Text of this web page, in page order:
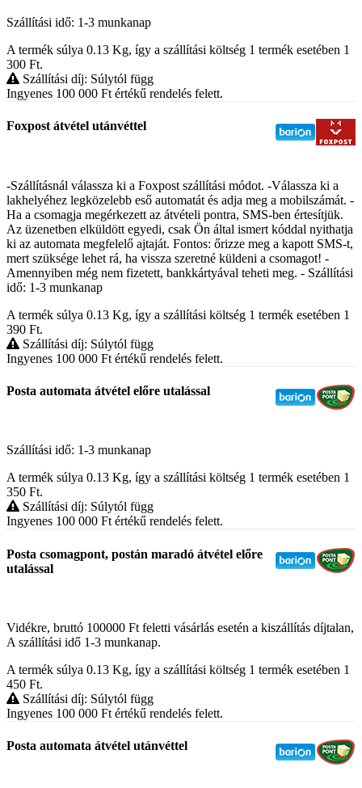
Szállítási idő: 1-3 munkanap
A termék súlya 0.13 Kg, így a szállítási költség 1 termék esetében 1
300 Ft.
Szállítási díj: Súlytól függ
Ingyenes 100 000 Ft értékű rendelés felett.
Foxpost átvétel utánvéttel
-Szállításnál válassza ki a Foxpost szállítási módot. -Válassza ki a
lakhelyéhez legközelebb eső automatát és adja meg a mobilszámát. -
Ha a csomagja megérkezett az átvételi pontra, SMS-ben értesítjük.
Az üzenetben elküldött egyedi, csak Ön által ismert kóddal nyithatja
ki az automata megfelelő ajtaját. Fontos: őrizze meg a kapott SMS-t,
mert szüksége lehet rá, ha vissza szeretné küldeni a csomagot! -
Amennyiben még nem fizetett, bankkártyával teheti meg. - Szállítási
idő: 1-3 munkanap
A termék súlya 0.13 Kg, így a szállítási költség 1 termék esetében 1
390 Ft.
Szállítási díj: Súlytól függ
Ingyenes 100 000 Ft értékű rendelés felett.
Posta automata átvétel előre utalással
Szállítási idő: 1-3 munkanap
A termék súlya 0.13 Kg, így a szállítási költség 1 termék esetében 1
350 Ft.
Szállítási díj: Súlytól függ
Ingyenes 100 000 Ft értékű rendelés felett.
Posta csomagpont, postán maradó átvétel előre
utalással
Vidékre, bruttó 100000 Ft feletti vásárlás esetén a kiszállítás díjtalan,
A szállítási idő 1-3 munkanap.
A termék súlya 0.13 Kg, így a szállítási költség 1 termék esetében 1
450 Ft.
Szállítási díj: Súlytól függ
Ingyenes 100 000 Ft értékű rendelés felett.
Posta automata átvétel utánvéttel